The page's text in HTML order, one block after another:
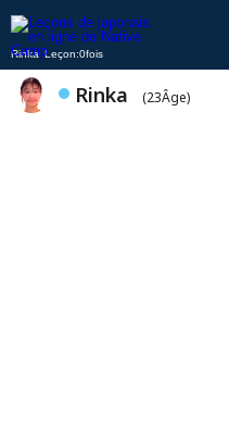
Rinka Leçon:0fois
Rinka (23Âge)